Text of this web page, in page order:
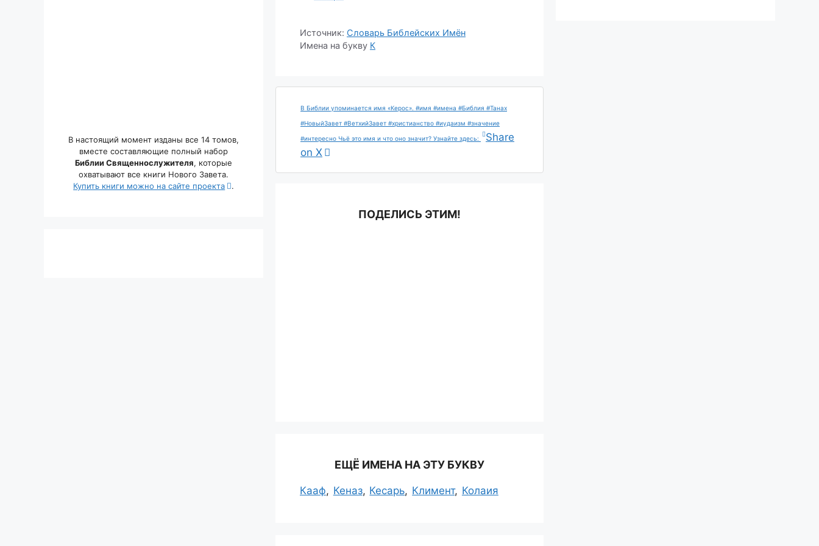
Источник: Словарь Библейских Имён
Имена на букву К
В Библии упоминается имя «Керос». #имя #имена #Библия #Танах
#НовыйЗавет #ВетхийЗавет #христианство #иудаизм #значение
#интересно Чьё это имя и что оно значит? Узнайте здесь:
Share
on X
ПОДЕЛИСЬ ЭТИМ!
ЕЩЁ ИМЕНА НА ЭТУ БУКВУ
Кааф Кеназ Кесарь Климент Колаия
В настоящий момент изданы все 14 томов,
вместе составляющие полный набор
Библии Священнослужителя, которые
охватывают все книги Нового Завета.
Купить книги можно на сайте проекта
.